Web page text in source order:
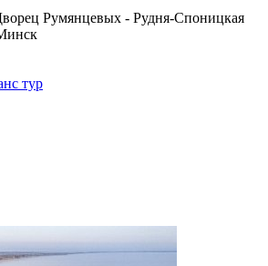
Румянцевых - Рудня-Споницкая
тур